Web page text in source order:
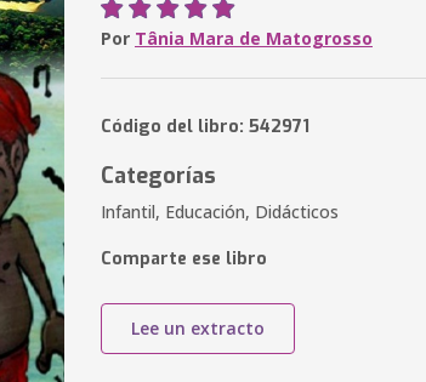
Por Tânia Mara de Matogrosso
Código del libro: 542971
Categorías
Infantil, Educación, Didácticos
Comparte ese libro
Lee un extracto